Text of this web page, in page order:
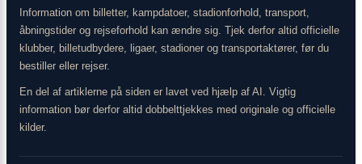
Information om billetter, kampdatoer, stadionforhold, transport,
åbningstider og rejseforhold kan ændre sig. Tjek derfor altid officielle
klubber, billetudbydere, ligaer, stadioner og transportaktører, før du
bestiller eller rejser.
En del af artiklerne på siden er lavet ved hjælp af AI. Vigtig
information bør derfor altid dobbelttjekkes med originale og officielle
kilder.